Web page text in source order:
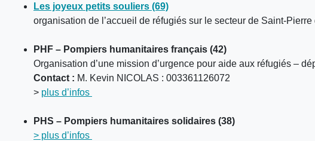
Les joyeux petits souliers (69)
organisation de l’accueil de réfugiés sur le secteur de Saint-
PHF – Pompiers humanitaires français (42)
Organisation d’une mission d’urgence pour aide aux réfugiés –
Contact : M. Kevin NICOLAS : 003361126072
> plus d’infos
PHS – Pompiers humanitaires solidaires (38)
> plus d’infos